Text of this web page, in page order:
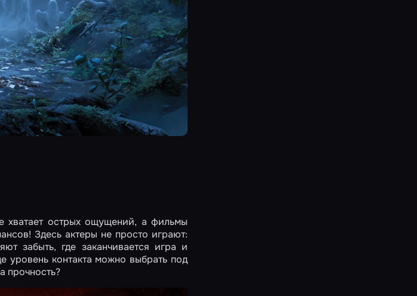
хватает острых ощущений, а фильмы
Здесь актеры не просто играют:
забыть, где заканчивается игра и
уровень контакта можно выбрать под
прочность?